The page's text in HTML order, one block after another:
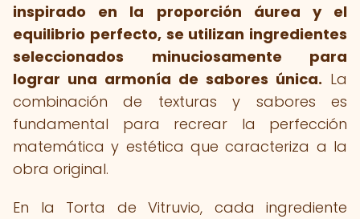
inspirado en la proporción áurea y el
equilibrio perfecto, se utilizan ingredientes
seleccionados minuciosamente para
lograr una armonía de sabores única. La
combinación de texturas y sabores es
fundamental para recrear la perfección
matemática y estética que caracteriza a la
obra original.
En la Torta de Vitruvio, cada ingrediente